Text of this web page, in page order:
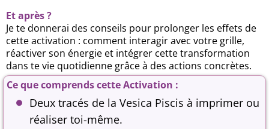
Et après ?
Je te donnerai des conseils pour prolonger les effets de
cette activation : comment interagir avec votre grille,
réactiver son énergie et intégrer cette transformation
dans te vie quotidienne grâce à des actions concrètes.
Ce que comprends cette Activation :
Deux tracés de la Vesica Piscis à imprimer ou
réaliser toi-même.